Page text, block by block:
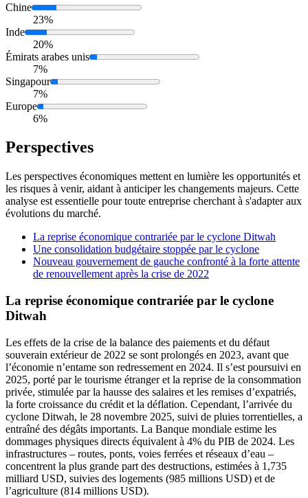
Chine
23%
Inde
20%
Émirats arabes unis
7%
Singapour
7%
Europe
6%
Perspectives
Les perspectives économiques mettent en lumière les opportunités et
les risques à venir, aidant à anticiper les changements majeurs. Cette
analyse est essentielle pour toute entreprise cherchant à s'adapter aux
évolutions du marché.
La reprise économique contrariée par le cyclone Ditwah
Une consolidation budgétaire stoppée par le cyclone
Nouveau gouvernement de gauche confronté à la forte attente
de renouvellement après la crise de 2022
La reprise économique contrariée par le cyclone
Ditwah
Les effets de la crise de la balance des paiements et du défaut
souverain extérieur de 2022 se sont prolongés en 2023, avant que
l’économie n’entame son redressement en 2024. Il s’est poursuivi en
2025, porté par le tourisme étranger et la reprise de la consommation
privée, stimulée par la hausse des salaires et les remises d’expatriés,
la forte croissance du crédit et la déflation. Cependant, l’arrivée du
cyclone Ditwah, le 28 novembre 2025, suivi de pluies torrentielles, a
entraîné des dégâts importants. La Banque mondiale estime les
dommages physiques directs équivalent à 4% du PIB de 2024. Les
infrastructures – routes, ponts, voies ferrées et réseaux d’eau –
concentrent la plus grande part des destructions, estimées à 1,735
milliard USD, suivies des logements (985 millions USD) et de
l’agriculture (814 millions USD).